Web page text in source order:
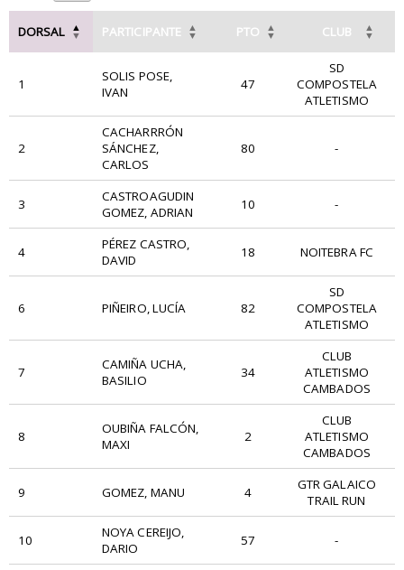
DORSAL PARTICIPANTE PTO CLUB
1
SOLIS POSE,
IVAN
47
SD
COMPOSTELA
ATLETISMO
2
CACHARRRÓN
SÁNCHEZ,
CARLOS
80 -
3
CASTROAGUDIN
GOMEZ, ADRIAN
10 -
4
PÉREZ CASTRO,
DAVID
18 NOITEBRA FC
6 PIÑEIRO, LUCÍA 82
SD
COMPOSTELA
ATLETISMO
7
CAMIÑA UCHA,
BASILIO
34
CLUB
ATLETISMO
CAMBADOS
8
OUBIÑA FALCÓN,
MAXI
2
CLUB
ATLETISMO
CAMBADOS
9 GOMEZ, MANU 4
GTR GALAICO
TRAIL RUN
10
NOYA CEREIJO,
DARIO
57 -